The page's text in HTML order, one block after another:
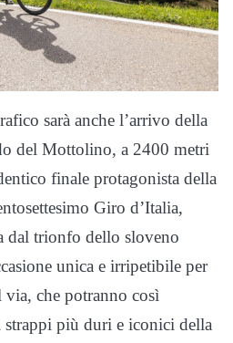
sarà anche l’arrivo della
del Mottolino, a 2400 metri
finale protagonista della
Giro d’Italia,
dal trionfo dello sloveno
unica e irripetibile per
che potranno così
strappi più duri e iconici della